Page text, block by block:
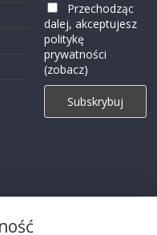
Przechodząc
dalej, akceptujesz
politykę
prywatności
(zobacz)